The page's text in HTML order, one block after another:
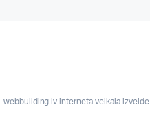
webbuilding.lvinterneta veikala izveide